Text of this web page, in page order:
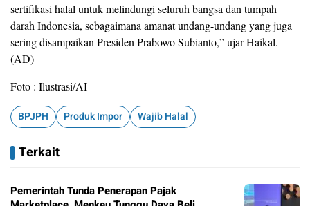
sertifikasi halal untuk melindungi seluruh bangsa dan tumpah
darah Indonesia, sebagaimana amanat undang-undang yang juga
sering disampaikan Presiden Prabowo Subianto,” ujar Haikal.
(AD)
Foto : Ilustrasi/AI
BPJPH Produk Impor Wajib Halal
Terkait
Pemerintah Tunda Penerapan Pajak